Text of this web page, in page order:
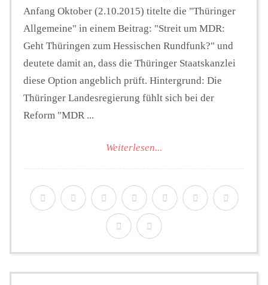
Anfang Oktober (2.10.2015) titelte die "Thüringer
Allgemeine" in einem Beitrag: "Streit um MDR:
Geht Thüringen zum Hessischen Rundfunk?" und
deutete damit an, dass die Thüringer Staatskanzlei
diese Option angeblich prüft. Hintergrund: Die
Thüringer Landesregierung fühlt sich bei der
Reform "MDR ...
Weiterlesen...